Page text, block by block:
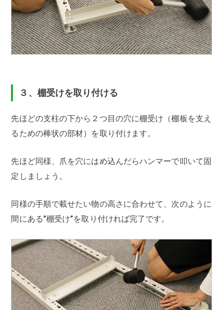
３、棚受けを取り付ける
先ほどの支柱の下から２つ目の穴に棚受け（棚板を支え
るための棒状の部材）を取り付けます。
先ほど同様、爪を穴にはめ込んだらハンマーで叩いて固
定しましょう。
同様の手順で載せたい物の高さに合わせて、次のように
間にある”棚受け”を取り付ければ完了です。